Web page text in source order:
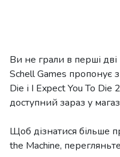
Ви не грали в перші
Schell Games пропонує
Die і I Expect You To Die
доступний зараз у
Щоб дізнатися більше
the Machine,